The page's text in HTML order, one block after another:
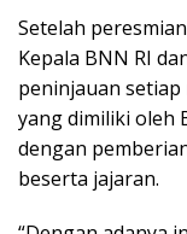
Setelah
Kepala BNN RI
peninjauan
yang dimiliki oleh
dengan
beserta jajaran.